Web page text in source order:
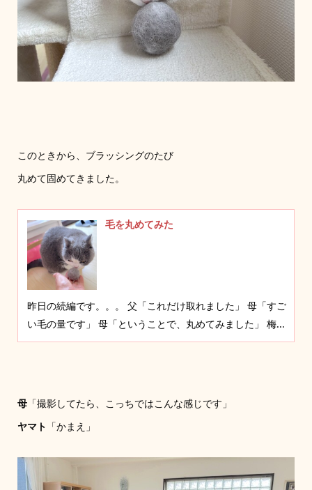
このときから、ブラッシングのたび
丸めて固めてきました。
毛を丸めてみた
昨日の続編です。。。 父「これだけ取れました」 母「すご
い毛の量です」 母「ということで、丸めてみました」 梅...
母「撮影してたら、こっちではこんな感じです」
ヤマト 「かまえ」